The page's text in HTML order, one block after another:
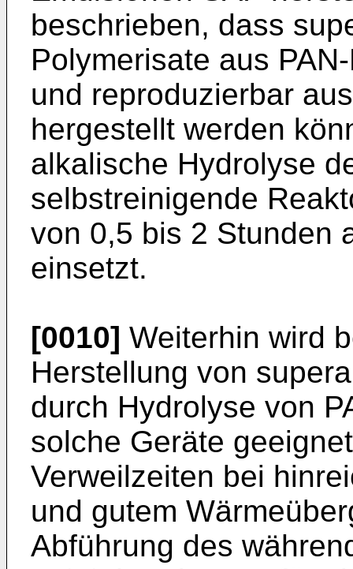
beschrieben, dass
Polymerisate aus
und reproduzierbar
hergestellt werden
alkalische Hydrolyse
selbstreinigende
von 0,5 bis 2 Stunden
einsetzt.
[0010] Weiterhin wird
Herstellung von
durch Hydrolyse von
solche Geräte
Verweilzeiten bei
und gutem
Abführung des